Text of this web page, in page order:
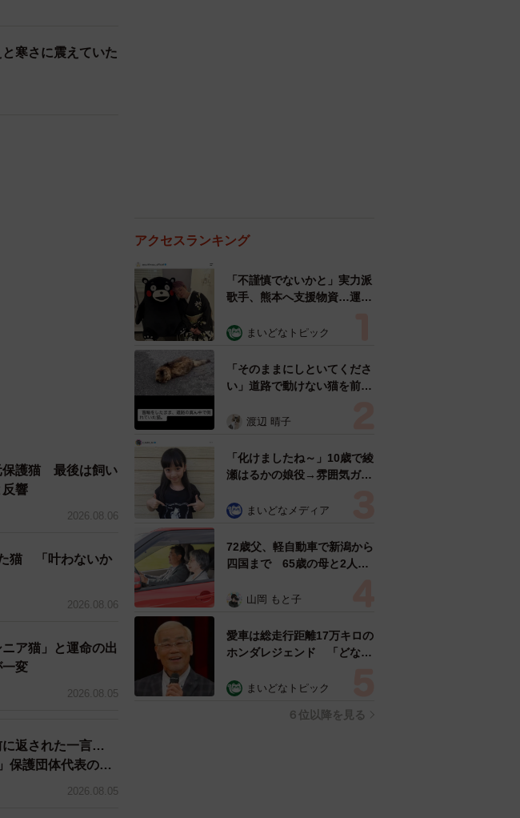
っくりお昼寝はできま
んはつい色々と譲
にいる自分より弱
寒さに震えていた
保護猫 最後は飼い
響
2026.08.06
猫 「叶わないか
2026.08.06
ア猫」と運命の出
変
2026.08.05
に返された一言…
保護団体代表の訴
2026.08.05
アクセスランキング
「不謹慎でないかと」実力派
歌手、熊本へ支援物資…運搬
めらい 「痛いほど伝わる」
まいどなトピック
「そのままにしといてくださ
い」道路で動けない猫を前に
ようとした4日間 「命の重
表の訴え
渡辺 晴子
「化けましたね～」10歳で綾
瀬はるかの娘役→雰囲気ガラ
雰囲気が」「宝塚に入れそ
まいどなメディア
72歳父、軽自動車で新潟から
四国まで 65歳の母と2人で
憩まで分刻み… 「大学生で
山岡 もと子
愛車は総走行距離17万キロの
ホンダレジェンド 「どなた
所漫才師が譲渡の意向
まいどなトピック
６位以降を見る